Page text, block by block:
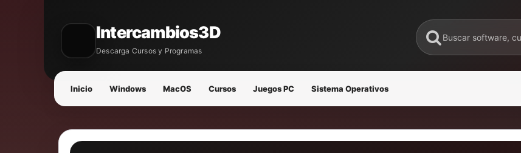
Intercambios3D
Descarga Cursos y Programas
Inicio Windows MacOS Cursos Juegos PC Sistema Operativos